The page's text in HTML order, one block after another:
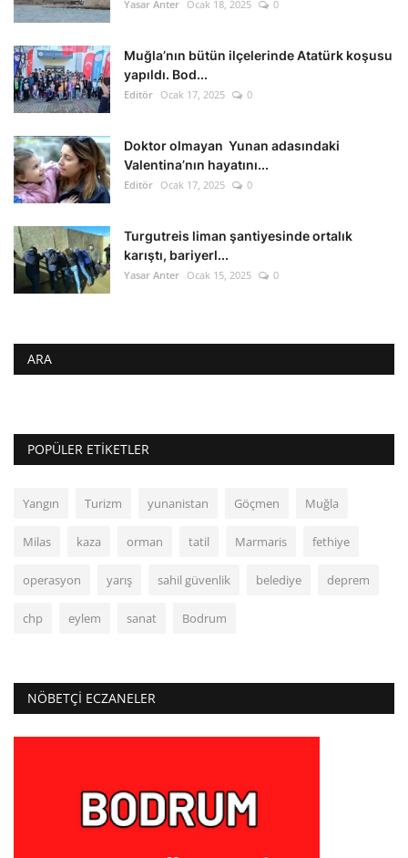
Yasar Anter Ocak 18, 2025 0
Muğla’nın bütün ilçelerinde Atatürk koşusu
yapıldı. Bod...
Editör Ocak 17, 2025 0
Doktor olmayan Yunan adasındaki
Valentina’nın hayatını...
Editör Ocak 17, 2025 0
Turgutreis liman şantiyesinde ortalık
karıştı, bariyerl...
Yasar Anter Ocak 15, 2025 0
ARA
POPÜLER ETIKETLER
Yangın Turizm yunanistan Göçmen Muğla
Milas kaza orman tatil Marmaris fethiye
operasyon yarış sahil güvenlik belediye deprem
chp eylem sanat Bodrum
NÖBETÇI ECZANELER